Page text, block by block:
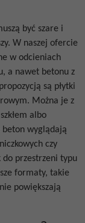
być szare i
W naszej ofercie
w odcieniach
a nawet betonu z
są płytki
Można je z
albo
beton wyglądają
czy
do przestrzeni typu
formaty, takie
powiększają